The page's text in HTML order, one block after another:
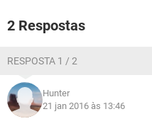
2 Respostas
RESPOSTA 1 / 2
Hunter
21 jan 2016 às 13:46